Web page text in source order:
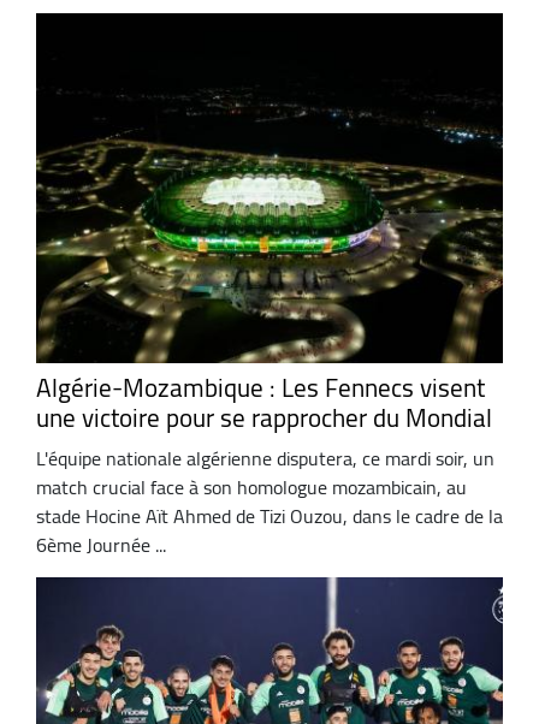
Algérie-Mozambique : Les Fennecs visent
une victoire pour se rapprocher du Mondial
L'équipe nationale algérienne disputera, ce mardi soir, un
match crucial face à son homologue mozambicain, au
stade Hocine Aït Ahmed de Tizi Ouzou, dans le cadre de la
6ème Journée ...